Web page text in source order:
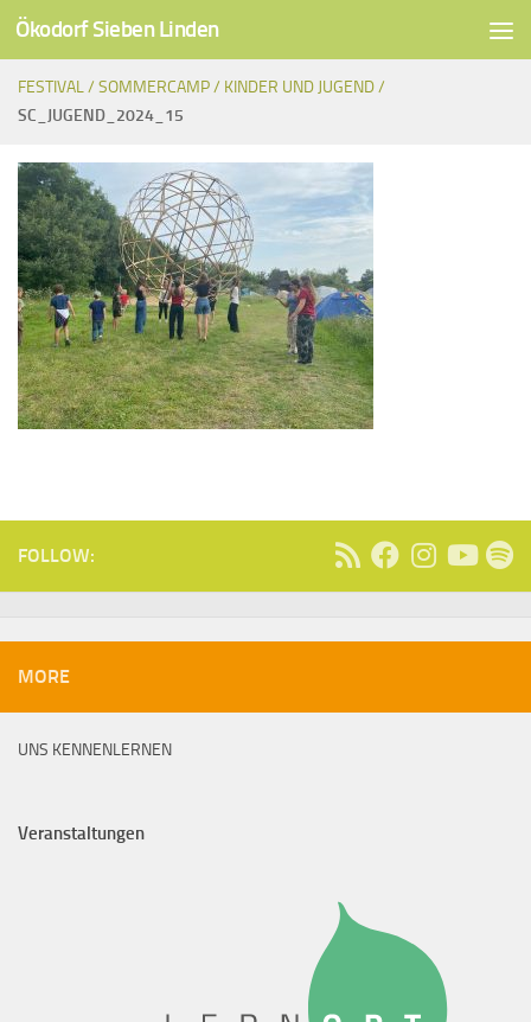
Unter dem Inhalt
Ökodorf Sieben Linden
FESTIVAL /SOMMERCAMP / KINDER UND JUGEND /
SC_JUGEND_2024_15
FOLLOW:
MORE
UNS KENNENLERNEN
Veranstaltungen